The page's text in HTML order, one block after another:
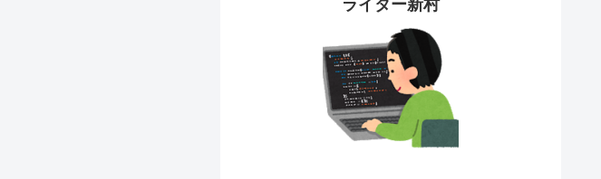
ライター新村